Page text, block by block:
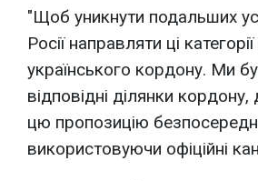
"Щоб уникнути подальших
Росії направляти ці
українського кордону. Ми
відповідні ділянки
цю пропозицію
використовуючи офіційні